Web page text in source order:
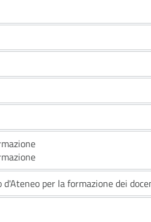
per la formazione dei